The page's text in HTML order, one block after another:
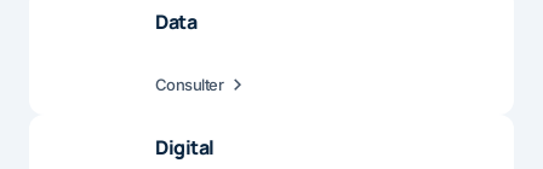
Data
Consulter
Digital